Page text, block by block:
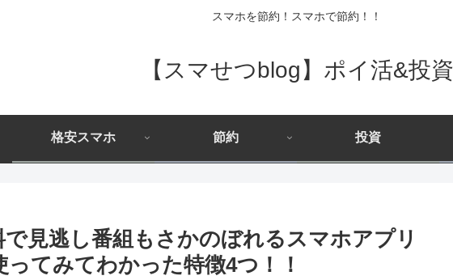
スマホを節約！スマホで節約！！
【スマせつblog】ポイ活&投資
格安スマホ 節約 投資
見逃し番組もさかのぼれるスマホアプリ
ってみてわかった特徴4つ！！